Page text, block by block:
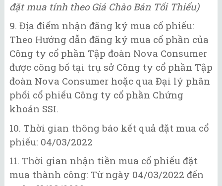
đặt mua tính theo Giá Chào Bán Tối Thiểu)
9. Địa điểm nhận đăng ký mua cổ phiếu:
Theo Hướng dẫn đăng ký mua cổ phần của
Công ty cổ phần Tập đoàn Nova Consumer
được công bố tại trụ sở Công ty cổ phần Tập
đoàn Nova Consumer hoặc qua Đại lý phân
phối cổ phiếu Công ty cổ phần Chứng
khoán SSI.
10. Thời gian thông báo kết quả đặt mua cổ
phiếu: 04/03/2022
11. Thời gian nhận tiền mua cổ phiếu đặt
mua thành công: Từ ngày 04/03/2022 đến